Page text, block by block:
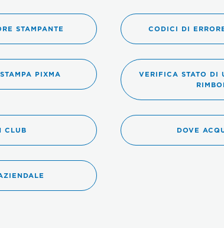
STAMPANTE CODICI DI
PIXMA
VERIFICA STATO DI
CLUB DOVE